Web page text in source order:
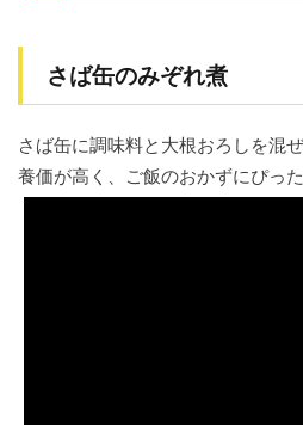
さば缶のみぞれ煮
さば缶に調味料と大根おろしを混
養価が高く、ご飯のおかずにぴった